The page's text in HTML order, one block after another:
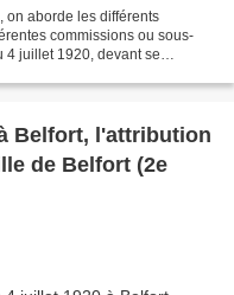
on aborde les différents
commissions ou sous-
4 juillet 1920, devant se
Belfort, l'attribution
de Belfort (2e